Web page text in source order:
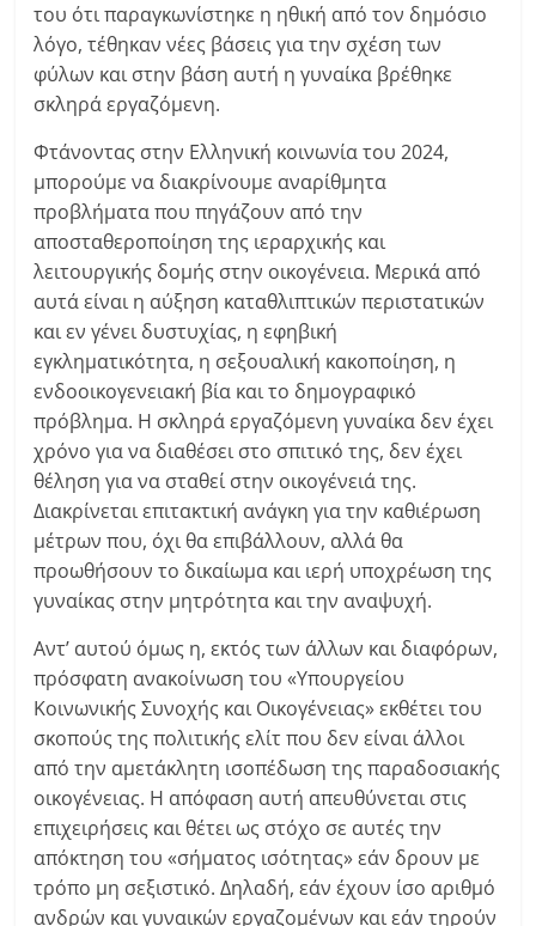
του ότι παραγκωνίστηκε η ηθική από τον δημόσιο
λόγο, τέθηκαν νέες βάσεις για την σχέση των
φύλων και στην βάση αυτή η γυναίκα βρέθηκε
σκληρά εργαζόμενη.
Φτάνοντας στην Ελληνική κοινωνία του 2024,
μπορούμε να διακρίνουμε αναρίθμητα
προβλήματα που πηγάζουν από την
αποσταθεροποίηση της ιεραρχικής και
λειτουργικής δομής στην οικογένεια. Μερικά από
αυτά είναι η αύξηση καταθλιπτικών περιστατικών
και εν γένει δυστυχίας, η εφηβική
εγκληματικότητα, η σεξουαλική κακοποίηση, η
ενδοοικογενειακή βία και το δημογραφικό
πρόβλημα. Η σκληρά εργαζόμενη γυναίκα δεν έχει
χρόνο για να διαθέσει στο σπιτικό της, δεν έχει
θέληση για να σταθεί στην οικογένειά της.
Διακρίνεται επιτακτική ανάγκη για την καθιέρωση
μέτρων που, όχι θα επιβάλλουν, αλλά θα
προωθήσουν το δικαίωμα και ιερή υποχρέωση της
γυναίκας στην μητρότητα και την αναψυχή.
Αντ’ αυτού όμως η, εκτός των άλλων και διαφόρων,
πρόσφατη ανακοίνωση του «Υπουργείου
Κοινωνικής Συνοχής και Οικογένειας» εκθέτει του
σκοπούς της πολιτικής ελίτ που δεν είναι άλλοι
από την αμετάκλητη ισοπέδωση της παραδοσιακής
οικογένειας. Η απόφαση αυτή απευθύνεται στις
επιχειρήσεις και θέτει ως στόχο σε αυτές την
απόκτηση του «σήματος ισότητας» εάν δρουν με
τρόπο μη σεξιστικό. Δηλαδή, εάν έχουν ίσο αριθμό
ανδρών και γυναικών εργαζομένων και εάν τηρούν